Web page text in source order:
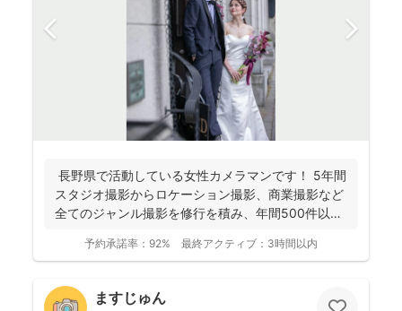
長野県で活動している女性カメラマンです！ 5年間
スタジオ撮影からロケーション撮影、商業撮影など
全てのジャンル撮影を修行を積み、年間500件以上
予約承諾率： 92% 最終アクティブ： 3時間以内
ますじゅん